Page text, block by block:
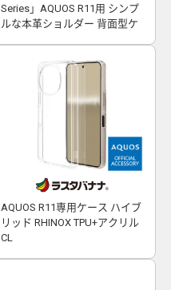
Series」AQUOS R11用 シンプ
ルな本革ショルダー 背面型ケ
AQUOS R11専用ケース ハイブ
リッド RHINOX TPU+アクリル
CL